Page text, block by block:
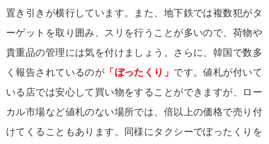
置き引きが横行しています。また、地下鉄では複数犯がタ
ーゲットを取り囲み、スリを行うことが多いので、荷物や
貴重品の管理には気を付けましょう。さらに、韓国で数多
く報告されているのが 「ぼったくり」 です。値札が付いて
いる店では安心して買い物をすることができますが、ロー
カル市場など値札のない場所では、倍以上の価格で売り付
けてくることもあります。同様にタクシーでぼったくりを